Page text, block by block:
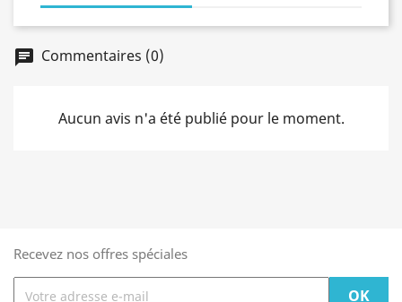
chat Commentaires (0)
Aucun avis n'a été publié pour le moment.
Recevez nos offres spéciales